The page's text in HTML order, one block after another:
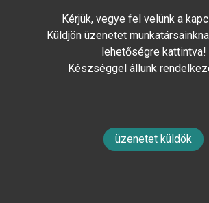
Kérjük, vegye fel velünk a
Küldjön üzenetet
lehetőségre kattintva!
Készséggel állunk
üzenetet küldök